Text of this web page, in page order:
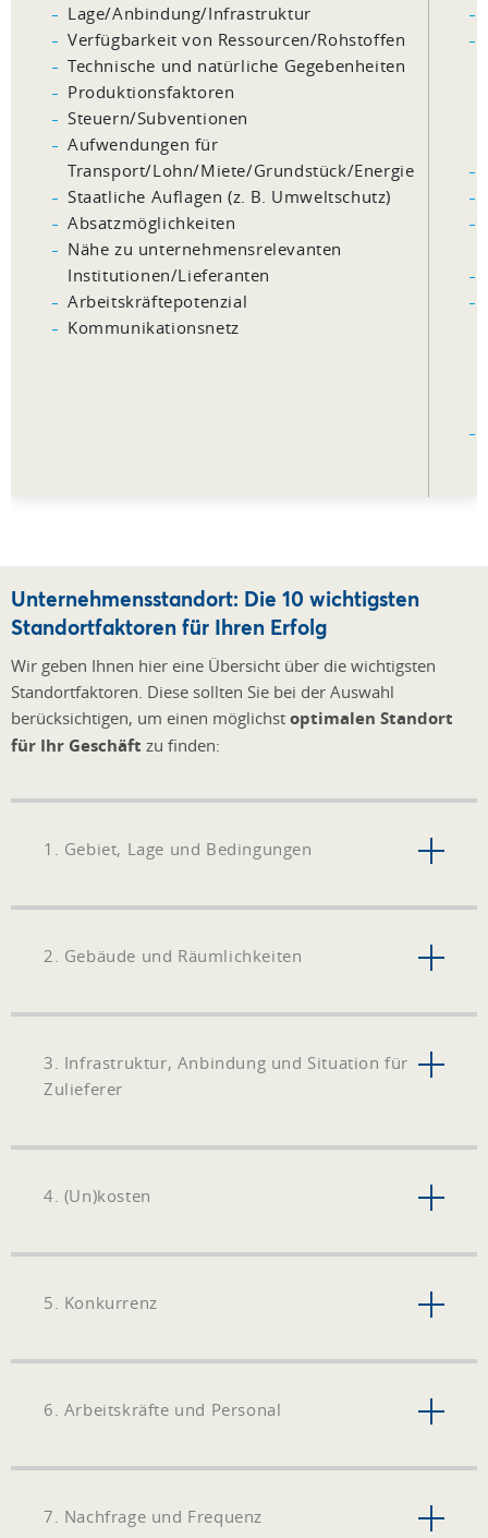
Lage/Anbindung/Infrastruktur
Verfügbarkeit von Ressourcen/Rohstoffen
Technische und natürliche Gegebenheiten
Produktionsfaktoren
Steuern/Subventionen
Aufwendungen für
Transport/Lohn/Miete/Grundstück/Energie
Staatliche Auflagen (z. B. Umweltschutz)
Absatzmöglichkeiten
Nähe zu unternehmensrelevanten
Institutionen/Lieferanten
Arbeitskräftepotenzial
Kommunikationsnetz
Unternehmensstandort: Die 10 wichtigsten
Standortfaktoren für Ihren Erfolg
Wir geben Ihnen hier eine Übersicht über die wichtigsten
Standortfaktoren. Diese sollten Sie bei der Auswahl
berücksichtigen, um einen möglichst optimalen Standort
für Ihr Geschäft zu finden:
1. Gebiet, Lage und Bedingungen
2. Gebäude und Räumlichkeiten
3. Infrastruktur, Anbindung und Situation für
Zulieferer
4. (Un)kosten
5. Konkurrenz
6. Arbeitskräfte und Personal
7. Nachfrage und Frequenz